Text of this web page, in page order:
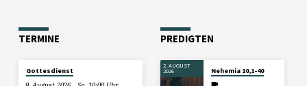
TERMINE
Gottesdienst
PREDIGTEN
2. AUGUST
2026 Nehemia 10,1-40